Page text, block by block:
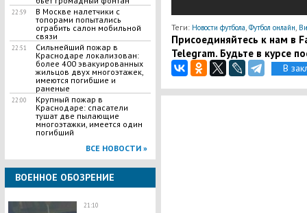
22:59
В Москве налетчики с
топорами попытались
ограбить салон мобильной
связи
22:51
​Сильнейший пожар в
Краснодаре локализован:
более 400 эвакуированных
жильцов двух многоэтажек,
имеются погибшие и
раненые
22:00
​Крупный пожар в
Краснодаре: спасатели
тушат две пылающие
многоэтажки, имеется один
погибший
ВСЕ НОВОСТИ »
ВОЕННОЕ ОБОЗРЕНИЕ
21:10
Теги: Новости футбола Футбол онлайн
Присоединяйтесь к нам в
Telegram. Будьте в курсе
В